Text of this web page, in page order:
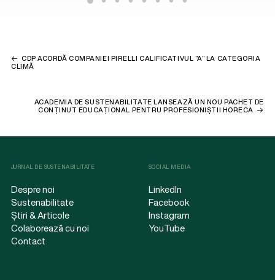
CDP ACORDĂ COMPANIEI PIRELLI CALIFICATIVUL ”A” LA CATEGORIA
CLIMĂ
ACADEMIA DE SUSTENABILITATE LANSEAZĂ UN NOU PACHET DE
CONȚINUT EDUCAȚIONAL PENTRU PROFESIONIȘTII HORECA
JURNAL DE SUSTENABILITATE
Despre noi
Sustenabilitate
Știri & Articole
Colaborează cu noi
Contact
SOCIAL MEDIA
LinkedIn
Facebook
Instagram
YouTube